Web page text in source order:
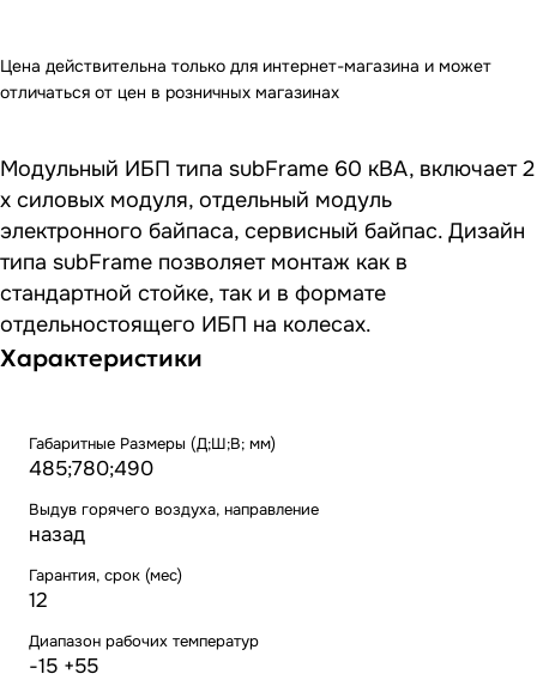
Цена действительна только для интернет-магазина и может
отличаться от цен в розничных магазинах
Модульный ИБП типа subFrame 60 кВА, включает 2
х силовых модуля, отдельный модуль
электронного байпаса, сервисный байпас. Дизайн
типа subFrame позволяет монтаж как в
стандартной стойке, так и в формате
отдельностоящего ИБП на колесах.
Характеристики
Габаритные Размеры (Д;Ш;В; мм)
485;780;490
Выдув горячего воздуха, направление
назад
Гарантия, срок (мес)
12
Диапазон рабочих температур
-15 +55